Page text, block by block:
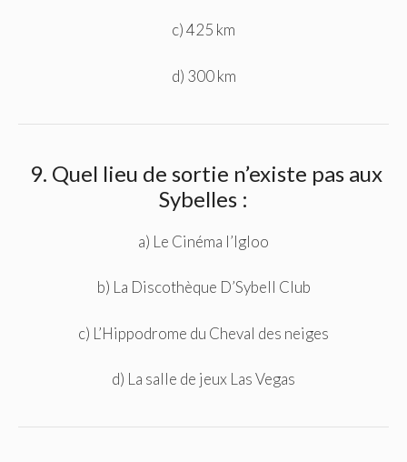
c) 425 km
d) 300 km
9. Quel lieu de sortie n’existe pas aux
Sybelles :
a) Le Cinéma l’Igloo
b) La Discothèque D’Sybell Club
c) L’Hippodrome du Cheval des neiges
d) La salle de jeux Las Vegas